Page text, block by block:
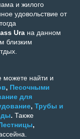
и жилого
удовольствие от
Ura на данном
близким
можете найти и
, Песочными
для
, Трубы и
. Также
,